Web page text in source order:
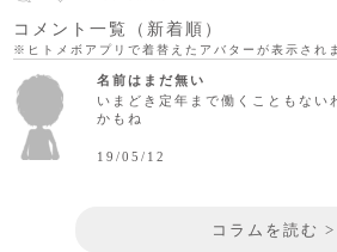
コメント一覧（新着順）
※ヒトメボアプリで着替えたアバターが表示され
名前はまだ無い
いまどき定年まで働くこともない
かもね
19/05/12
コラムを読む >